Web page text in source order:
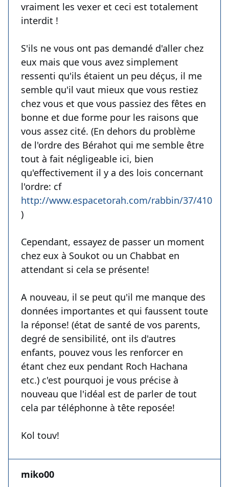
vraiment les vexer et ceci est totalement
interdit !
S'ils ne vous ont pas demandé d'aller chez
eux mais que vous avez simplement
ressenti qu'ils étaient un peu déçus, il me
semble qu'il vaut mieux que vous restiez
chez vous et que vous passiez des fêtes en
bonne et due forme pour les raisons que
vous assez cité. (En dehors du problème
de l'ordre des Bérahot qui me semble être
tout à fait négligeable ici, bien
qu'effectivement il y a des lois concernant
l'ordre: cf
http://www.espacetorah.com/rabbin/37/4106
)
Cependant, essayez de passer un moment
chez eux à Soukot ou un Chabbat en
attendant si cela se présente!
A nouveau, il se peut qu'il me manque des
données importantes et qui faussent toute
la réponse! (état de santé de vos parents,
degré de sensibilité, ont ils d'autres
enfants, pouvez vous les renforcer en
étant chez eux pendant Roch Hachana
etc.) c'est pourquoi je vous précise à
nouveau que l'idéal est de parler de tout
cela par téléphonne à tête reposée!
Kol touv!
miko00